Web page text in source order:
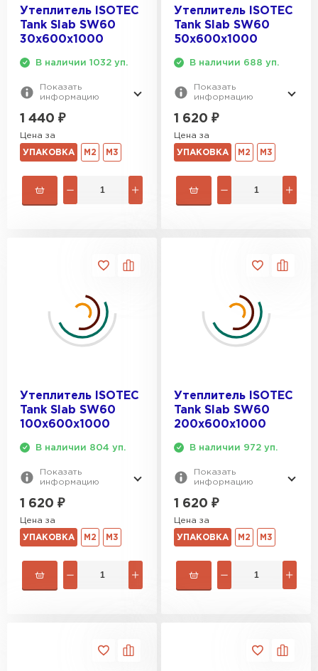
Утеплитель ISOTEC
Tank Slab SW60
30х600х1000
В наличии 1032 уп.
Показать
информацию
1 440 ₽
Цена за
УПАКОВКА М2 М3
Утеплитель ISOTEC
Tank Slab SW60
50х600х1000
В наличии 688 уп.
Показать
информацию
1 620 ₽
Цена за
УПАКОВКА М2 М3
Утеплитель ISOTEC
Tank Slab SW60
100х600х1000
В наличии 804 уп.
Показать
информацию
1 620 ₽
Цена за
УПАКОВКА М2 М3
Утеплитель ISOTEC
Tank Slab SW60
200х600х1000
В наличии 972 уп.
Показать
информацию
1 620 ₽
Цена за
УПАКОВКА М2 М3